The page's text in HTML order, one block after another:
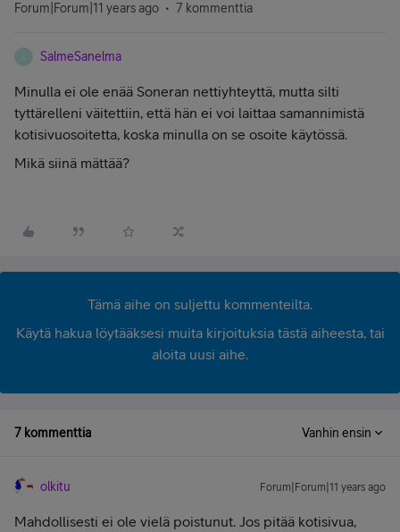
Forum|Forum|11 years ago 7 kommenttia
SalmeSanelma
Minulla ei ole enää Soneran nettiyhteyttä, mutta silti
tyttärelleni väitettiin, että hän ei voi laittaa samannimistä
kotisivuosoitetta, koska minulla on se osoite käytössä.
Mikä siinä mättää?
Tämä aihe on suljettu kommenteilta.
Käytä hakua löytääksesi muita kirjoituksia tästä aiheesta, tai
aloita uusi aihe.
7 kommenttia Vanhin ensin
olkitu Forum|Forum|11 years ago
Mahdollisesti ei ole vielä poistunut. Jos pitää kotisivua,